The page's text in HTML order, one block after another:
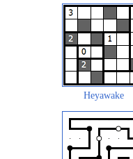
Heyawake